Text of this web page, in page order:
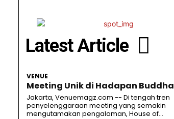
Latest Article
VENUE
Meeting Unik di Hadapan Buddha
Jakarta, Venuemagz.com -- Di tengah tren
penyelenggaraan meeting yang semakin
mengutamakan pengalaman, House of...